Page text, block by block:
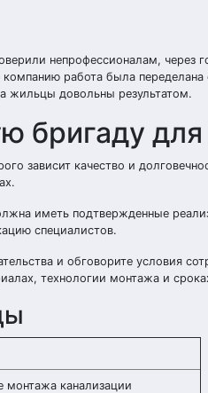
непрофессионалам, через
работа была переделана
жильцы довольны результатом.
бригаду
зависит качество и
иметь подтвержденные
специалистов.
и обговорите условия
технологии монтажа и
монтажа канализации